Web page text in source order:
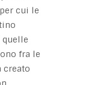
cui le
fra le
creato